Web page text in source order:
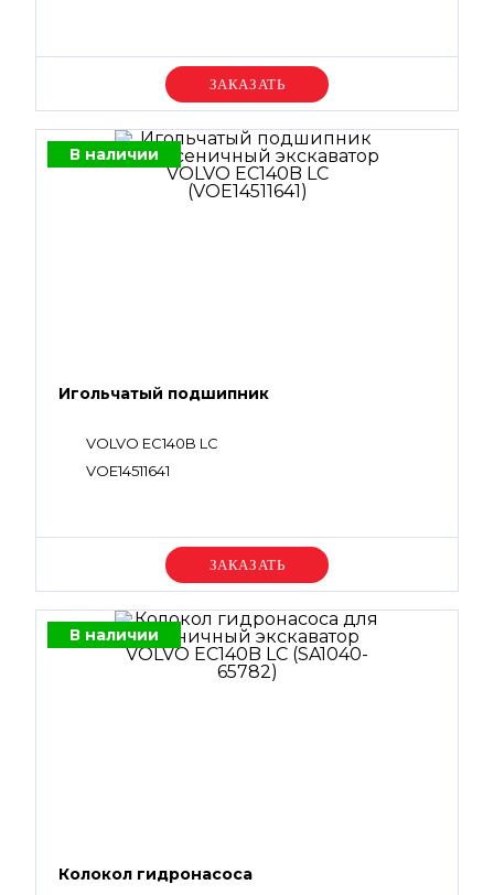
Уточняйте цену
В наличии
Игольчатый подшипник
VOLVO EC140B LC
VOE14511641
Уточняйте цену
В наличии
Колокол гидронасоса